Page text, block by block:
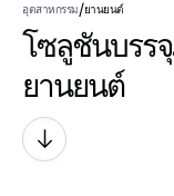
อุตสาหกรรม/ยานยนต์
โซลูชันบรร
ยานยนต์